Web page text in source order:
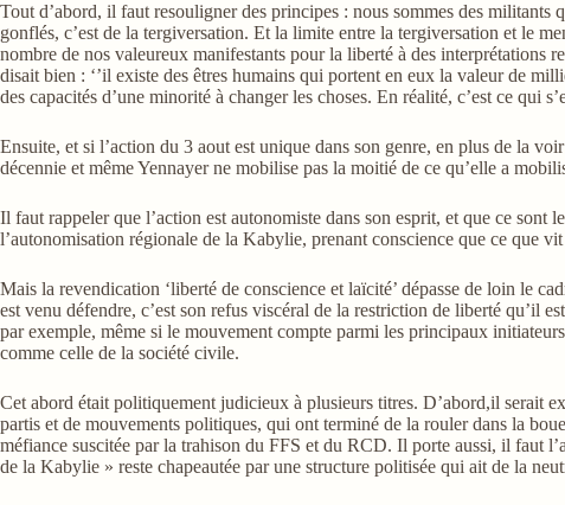
Tout d’abord, il faut resouligner des principes : nous sommes des
gonflés, c’est de la tergiversation. Et la limite entre la tergiversation et le
nombre de nos valeureux manifestants pour la liberté à des interprétations
disait bien : ‘’il existe des êtres humains qui portent en eux la valeur de
des capacités d’une minorité à changer les choses. En réalité, c’est ce qui
Ensuite, et si l’action du 3 aout est unique dans son genre, en plus de la
décennie et même Yennayer ne mobilise pas la moitié de ce qu’elle a
Il faut rappeler que l’action est autonomiste dans son esprit, et que ce sont
l’autonomisation régionale de la Kabylie, prenant conscience que ce que
Mais la revendication ‘liberté de conscience et laïcité’ dépasse de loin le
est venu défendre, c’est son refus viscéral de la restriction de liberté qu’il
par exemple, même si le mouvement compte parmi les principaux
comme celle de la société civile.
Cet abord était politiquement judicieux à plusieurs titres. D’abord,il serait
partis et de mouvements politiques, qui ont terminé de la rouler dans la
méfiance suscitée par la trahison du FFS et du RCD. Il porte aussi, il faut
de la Kabylie » reste chapeautée par une structure politisée qui ait de la